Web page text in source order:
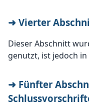
➜ Vierter
Dieser Abschnitt
genutzt, ist jedoch
➜ Fünfter